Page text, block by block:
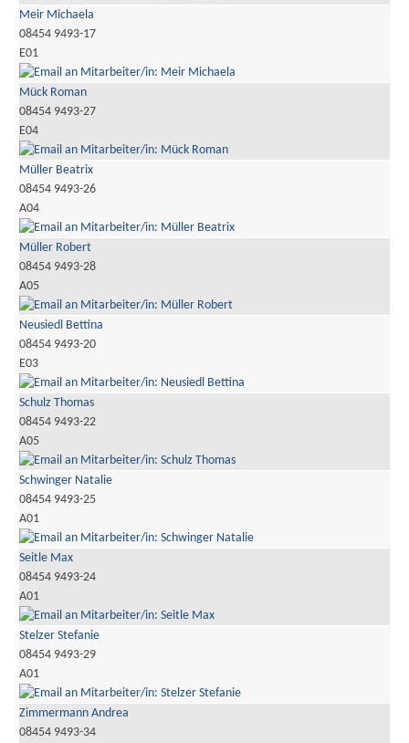
Meir Michaela
08454 9493-17
E01
Mück Roman
08454 9493-27
E04
Müller Beatrix
08454 9493-26
A04
Müller Robert
08454 9493-28
A05
Neusiedl Bettina
08454 9493-20
E03
Schulz Thomas
08454 9493-22
A05
Schwinger Natalie
08454 9493-25
A01
Seitle Max
08454 9493-24
A01
Stelzer Stefanie
08454 9493-29
A01
Zimmermann Andrea
08454 9493-34